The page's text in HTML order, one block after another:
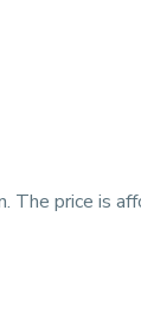
The price is